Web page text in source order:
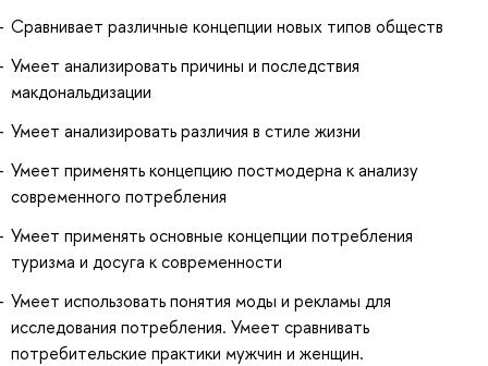
Сравнивает различные концепции новых типов обществ
Умеет анализировать причины и последствия
макдональдизации
Умеет анализировать различия в стиле жизни
Умеет применять концепцию постмодерна к анализу
современного потребления
Умеет применять основные концепции потребления
туризма и досуга к современности
Умеет использовать понятия моды и рекламы для
исследования потребления. Умеет сравнивать
потребительские практики мужчин и женщин.